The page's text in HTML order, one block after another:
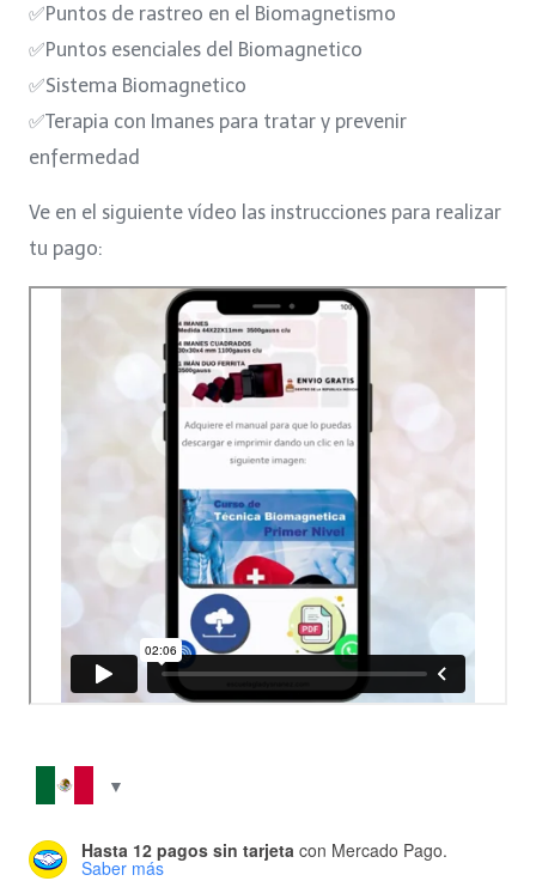
✅Puntos de rastreo en el Biomagnetismo
✅Puntos esenciales del Biomagnetico
✅Sistema Biomagnetico
✅Terapia con Imanes para tratar y prevenir
enfermedad
Ve en el siguiente vídeo las instrucciones para realizar
tu pago:
Hasta 12 pagos sin tarjeta con Mercado Pago.
Saber más